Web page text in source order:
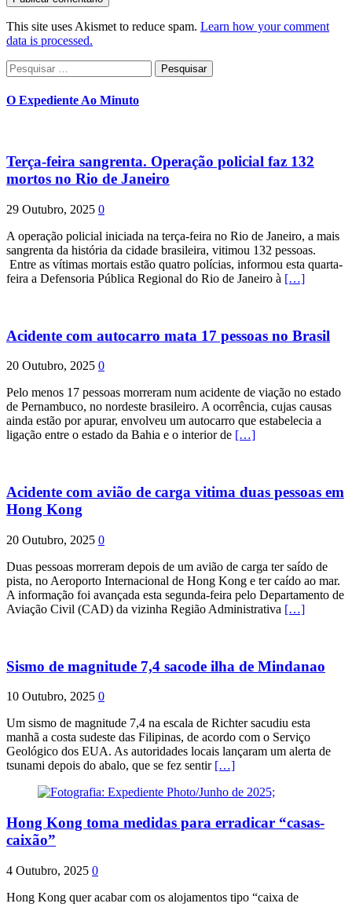
This site uses Akismet to reduce spam. Learn how your comment
data is processed.
Pesquisar
por:
O Expediente Ao Minuto
Terça-feira sangrenta. Operação policial faz 132
mortos no Rio de Janeiro
29 Outubro, 2025 0
A operação policial iniciada na terça-feira no Rio de Janeiro, a mais
sangrenta da história da cidade brasileira, vitimou 132 pessoas.
Entre as vítimas mortais estão quatro polícias, informou esta quarta-
feira a Defensoria Pública Regional do Rio de Janeiro à […]
Acidente com autocarro mata 17 pessoas no Brasil
20 Outubro, 2025 0
Pelo menos 17 pessoas morreram num acidente de viação no estado
de Pernambuco, no nordeste brasileiro. A ocorrência, cujas causas
ainda estão por apurar, envolveu um autocarro que estabelecia a
ligação entre o estado da Bahia e o interior de […]
Acidente com avião de carga vitima duas pessoas em
Hong Kong
20 Outubro, 2025 0
Duas pessoas morreram depois de um avião de carga ter saído de
pista, no Aeroporto Internacional de Hong Kong e ter caído ao mar.
A informação foi avançada esta segunda-feira pelo Departamento de
Aviação Civil (CAD) da vizinha Região Administrativa […]
Sismo de magnitude 7,4 sacode ilha de Mindanao
10 Outubro, 2025 0
Um sismo de magnitude 7,4 na escala de Richter sacudiu esta
manhã a costa sudeste das Filipinas, de acordo com o Serviço
Geológico dos EUA. As autoridades locais lançaram um alerta de
tsunami depois do abalo, que se fez sentir […]
Hong Kong toma medidas para erradicar “casas-
caixão”
4 Outubro, 2025 0
Hong Kong quer acabar com os alojamentos tipo “caixa de